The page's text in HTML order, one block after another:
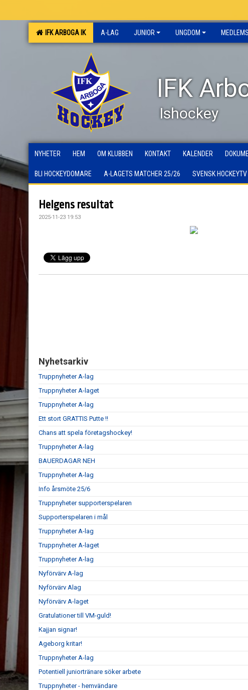
IFK ARBOGA IK A-LAG JUNIOR UNGDOM
IFK
Ishockey
NYHETER HEM OM KLUBBEN KONTAKT KALENDER
BLI HOCKEYDOMARE A-LAGETS MATCHER 25/26 SVENSK HOCKEYTV
Helgens resultat
2025-11-23 19:53
Nyhetsarkiv
Truppnyheter A-lag
Truppnyheter A-laget
Truppnyheter A-lag
Ett stort GRATTIS Putte !!
Chans att spela företagshockey!
Truppnyheter A-lag
BAUERDAGAR NEH
Truppnyheter A-lag
Info årsmöte 25/6
Truppnyheter supporterspelaren
Supporterspelaren i mål
Truppnyheter A-lag
Truppnyheter A-laget
Truppnyheter A-lag
Nyförvärv A-lag
Nyförvärv Alag
Nyförvärv A-laget
Gratulationer till VM-guld!
Kajjan signar!
Ageborg kritar!
Truppnyheter A-lag
Potentiell juniortränare söker arbete
Truppnyheter - hemvändare